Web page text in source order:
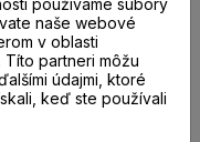
používame súbory
naše webové
v oblasti
partneri môžu
údajmi, ktoré
keď ste používali